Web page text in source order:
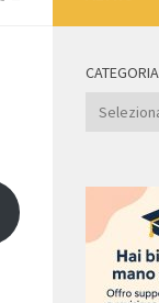
CATEGORIA
Categoria